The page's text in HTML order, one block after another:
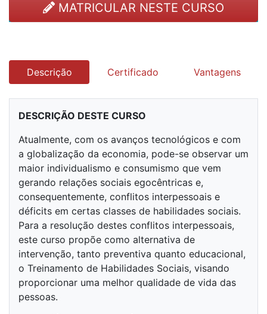
MATRICULAR NESTE CURSO
Descrição Certificado Vantagens
DESCRIÇÃO DESTE CURSO
Atualmente, com os avanços tecnológicos e com
a globalização da economia, pode-se observar um
maior individualismo e consumismo que vem
gerando relações sociais egocêntricas e,
consequentemente, conflitos interpessoais e
déficits em certas classes de habilidades sociais.
Para a resolução destes conflitos interpessoais,
este curso propõe como alternativa de
intervenção, tanto preventiva quanto educacional,
o Treinamento de Habilidades Sociais, visando
proporcionar uma melhor qualidade de vida das
pessoas.